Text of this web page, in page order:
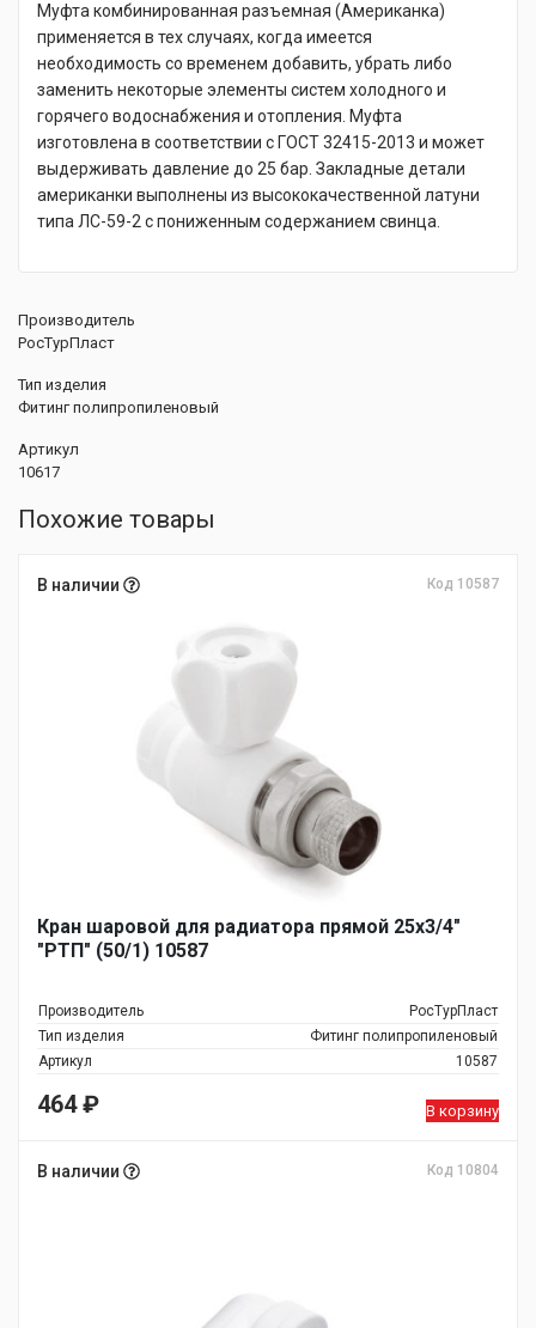
Муфта комбинированная разъемная (Американка)
применяется в тех случаях, когда имеется
необходимость со временем добавить, убрать либо
заменить некоторые элементы систем холодного и
горячего водоснабжения и отопления. Муфта
изготовлена в соответствии с ГОСТ 32415-2013 и может
выдерживать давление до 25 бар. Закладные детали
американки выполнены из высококачественной латуни
типа ЛС-59-2 с пониженным содержанием свинца.
Производитель
РосТурПласт
Тип изделия
Фитинг полипропиленовый
Артикул
10617
Похожие товары
В наличии Код 10587
Кран шаровой для радиатора прямой 25х3/4"
"РТП" (50/1) 10587
Производитель
РосТурПласт
Тип изделия
Фитинг полипропиленовый
Артикул
10587
464₽ В корзину
В наличии Код 10804